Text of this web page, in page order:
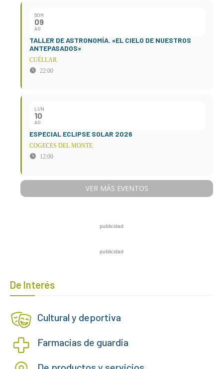
DOM
09
AG
TALLER DE ASTRONOMÍA. «EL CIELO DE NUESTROS
ANTEPASADOS»
CUÉLLAR
22:00
LUN
10
AG
ESPECIAL ECLIPSE SOLAR 2026
COGECES DEL MONTE
12:00
VER MÁS EVENTOS
publicidad
publicidad
De Interés
Cultural y deportiva
Farmacias de guardia